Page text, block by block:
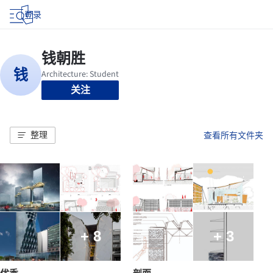
登录
关注
整理 查看所有文件夹
+ 8 + 3